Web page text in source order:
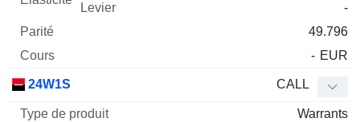
-
49.796
- EUR
24W1S CALL
Warrants